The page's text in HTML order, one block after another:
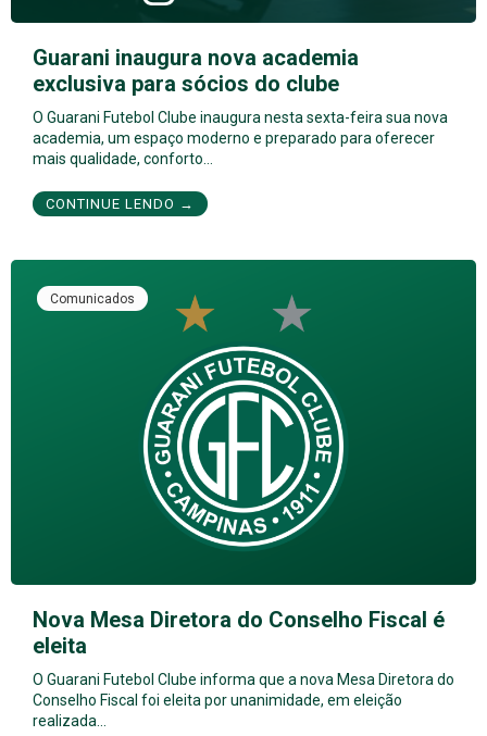
Guarani inaugura nova academia
exclusiva para sócios do clube
O Guarani Futebol Clube inaugura nesta sexta-feira sua nova
academia, um espaço moderno e preparado para oferecer
mais qualidade, conforto…
CONTINUE LENDO →
Comunicados
Nova Mesa Diretora do Conselho Fiscal é
eleita
O Guarani Futebol Clube informa que a nova Mesa Diretora do
Conselho Fiscal foi eleita por unanimidade, em eleição
realizada…